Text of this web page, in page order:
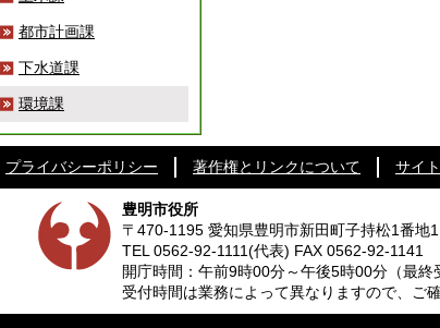
都市計画課
下水道課
環境課
プライバシーポリシー 著作権とリンクについて サイ
豊明市役所
〒470-1195 愛知県豊明市新田町子持松1番地1
TEL 0562-92-1111(代表) FAX 0562-92-1141
開庁時間：午前9時00分～午後5時00分 （最
受付時間は業務によって異なりますので、ご確